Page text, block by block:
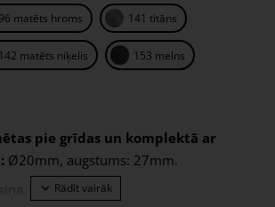
96 matēts hroms 141 titāns
142 matēts niķelis 153 melns
pie grīdas un komplektā ar
Ø20mm, augstums: 27mm.